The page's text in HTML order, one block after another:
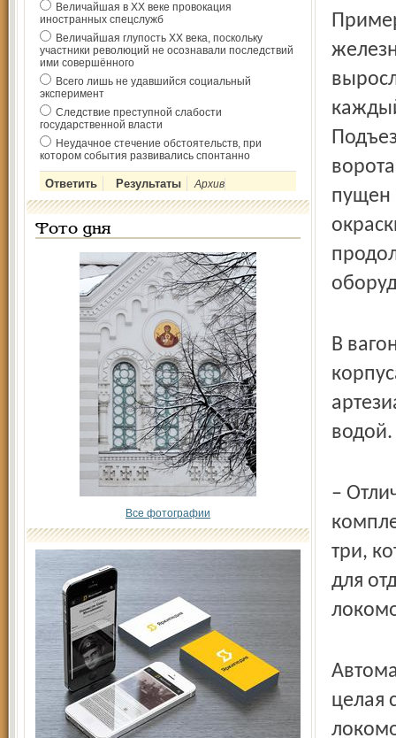
Величайшая в ХХ веке провокация
иностранных спецслужб
Величайшая глупость ХХ века, поскольку
участники революций не осознавали последствий
ими совершённого
Всего лишь не удавшийся социальный
эксперимент
Следствие преступной слабости
государственной власти
Неудачное стечение обстоятельств, при
котором события развивались спонтанно
Архив
Фото дня
Все фотографии
пущен
В
водой.
–
три,
для
целая